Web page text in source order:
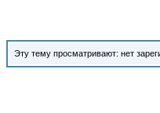
Эту тему просматривают: нет